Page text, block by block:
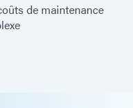
de maintenance